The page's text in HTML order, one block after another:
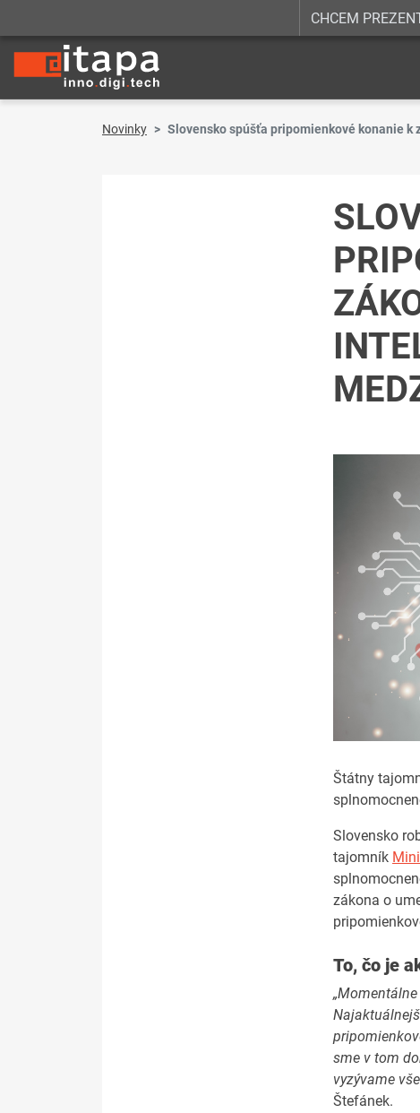
CHCEM
Novinky Slovensko spúšťa pripomienkové konanie
Štátny
Slovensko
tajomník
zákona o
To, čo je
sme v tom
vyzývame
Štefánek.